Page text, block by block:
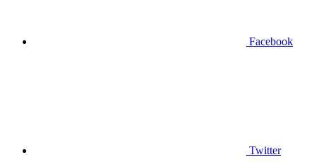
Facebook
Twitter